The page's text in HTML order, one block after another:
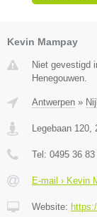
Kevin Mampay
Niet gevestigd
Henegouwen.
Antwerpen »
Legebaan 120
Tel: 0495 36 83
E-mail › Kevin
Website: